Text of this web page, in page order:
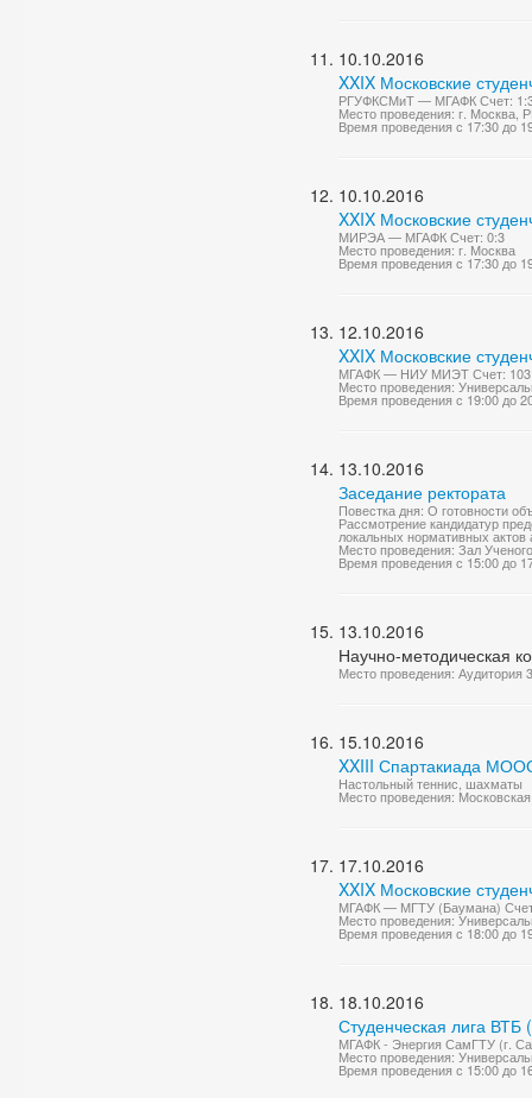
10.10.2016
XXIX Московские
РГУФКСМиТ — МГАФК Счет:
Место проведения: г. Москва,
Время проведения с 17:30 до
10.10.2016
XXIX Московские
МИРЭА — МГАФК Счет: 0:3
Место проведения: г. Москва
Время проведения с 17:30 до
12.10.2016
XXIX Московские
МГАФК — НИУ МИЭТ Счет:
Место проведения:
Время проведения с 19:00 до
13.10.2016
Заседание ректората
Повестка дня: О готовности
Рассмотрение кандидатур
локальных нормативных
Место проведения: Зал
Время проведения с 15:00 до
13.10.2016
Научно-методическая
Место проведения: Аудитория
15.10.2016
XXIII Спартакиада
Настольный теннис, шахматы
Место проведения:
17.10.2016
XXIX Московские
МГАФК — МГТУ (Баумана)
Место проведения:
Время проведения с 18:00 до
18.10.2016
Студенческая лига ВТБ
МГАФК - Энергия СамГТУ (г.
Место проведения:
Время проведения с 15:00 до